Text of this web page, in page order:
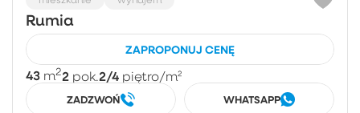
Rumia
ZAPROPONUJ CENĘ
43 m22 pok.2/4 piętro/m²
ZADZWOŃ WHATSAPP